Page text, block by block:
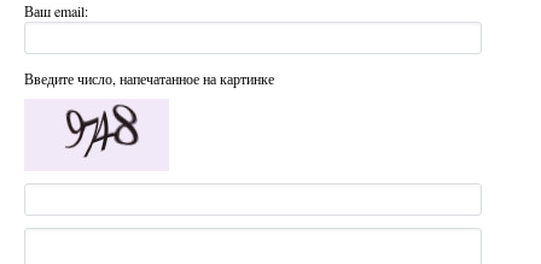
Ваш email:
Введите число, напечатанное на картинке